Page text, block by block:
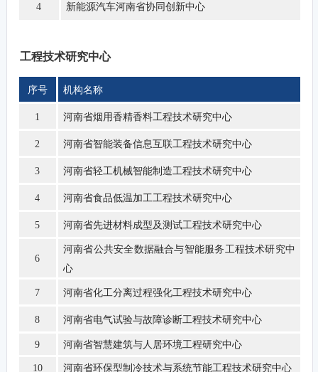
4 新能源汽车河南省协同创新中心
工程技术研究中心
序号 机构名称
1 河南省烟用香精香料工程技术研究中心
2 河南省智能装备信息互联工程技术研究中心
3 河南省轻工机械智能制造工程技术研究中心
4 河南省食品低温加工工程技术研究中心
5 河南省先进材料成型及测试工程技术研究中心
6
河南省公共安全数据融合与智能服务工程技术研究中
心
7 河南省化工分离过程强化工程技术研究中心
8 河南省电气试验与故障诊断工程技术研究中心
9 河南省智慧建筑与人居环境工程研究中心
10 河南省环保型制冷技术与系统节能工程技术研究中心